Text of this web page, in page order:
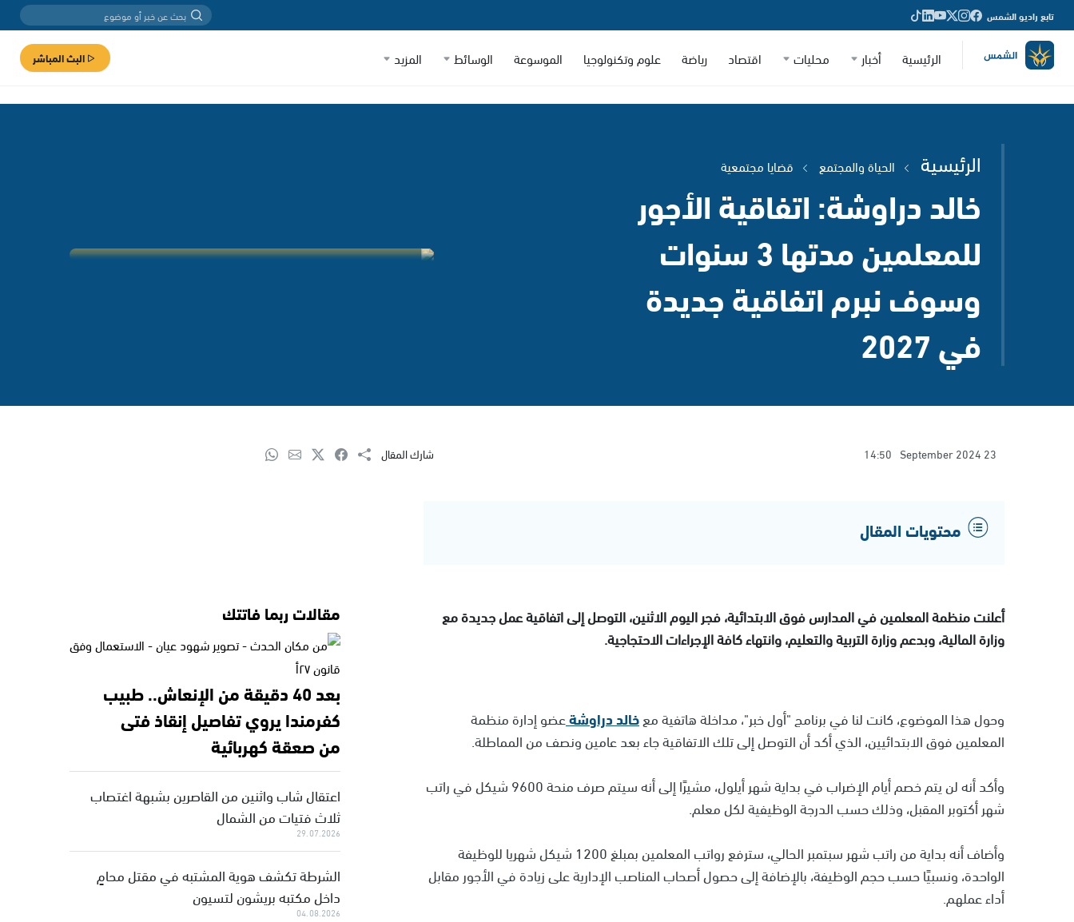
تابع راديو الشمس
الرئيسية أخبار محليات اقتصاد رياضة علوم وتكنولوجيا الموسوعة الوسائط المزيد البث المباشر
الرئيسية الحياة والمجتمع قضايا مجتمعية
خالد دراوشة: اتفاقية الأجور
للمعلمين مدتها 3 سنوات
وسوف نبرم اتفاقية جديدة
في 2027
23 September 2024
14:50 شارك المقال
محتويات المقال
أعلنت منظمة المعلمين في المدارس فوق الابتدائية، فجر اليوم الاثنين، التوصل إلى اتفاقية عمل جديدة مع
وزارة المالية، وبدعم وزارة التربية والتعليم، وانتهاء كافة الإجراءات الاحتجاجية.
وحول هذا الموضوع، كانت لنا في برنامج "أول خبر"، مداخلة هاتفية معخالد دراوشةعضو إدارة منظمة
المعلمين فوق الابتدائيين، الذي أكد أن التوصل إلى تلك الاتفاقية جاء بعد عامين ونصف من المماطلة.
وأكد أنه لن يتم خصم أيام الإضراب في بداية شهر أيلول، مشيرًا إلى أنه سيتم صرف منحة 9600 شيكل في راتب
شهر أكتوبر المقبل، وذلك حسب الدرجة الوظيفية لكل معلم.
وأضاف أنه بداية من راتب شهر سبتمبر الحالي، سترفع رواتب المعلمين بمبلغ 1200 شيكل شهريا للوظيفة
الواحدة، ونسبيًا حسب حجم الوظيفة، بالإضافة إلى حصول أصحاب المناصب الإدارية على زيادة في الأجور مقابل
أداء عملهم.
مقالات ربما فاتتك
بعد 40 دقيقة من الإنعاش.. طبيب
كفرمندا يروي تفاصيل إنقاذ فتى
من صعقة كهربائية
اعتقال شاب واثنين من القاصرين بشبهة اغتصاب
ثلاث فتيات من الشمال
29.07.2026
الشرطة تكشف هوية المشتبه في مقتل محامٍ
داخل مكتبه بريشون لتسيون
04.08.2026